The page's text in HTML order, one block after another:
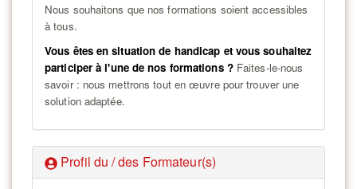
Nous souhaitons que nos formations soient accessibles
à tous.
Vous êtes en situation de handicap et vous souhaitez
participer à l'une de nos formations ?Faites-le-nous
savoir : nous mettrons tout en œuvre pour trouver une
solution adaptée.
Profil du / des Formateur(s)